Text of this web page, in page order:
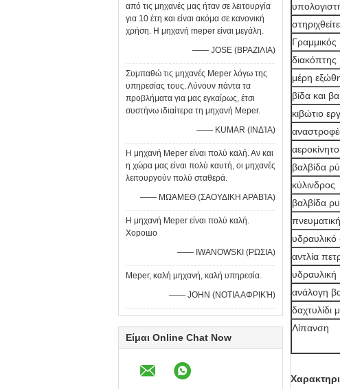
από τις μηχανές μας ήταν σε λειτουργία
για 10 έτη και είναι ακόμα σε κανονική
χρήση. Η μηχανή meper είναι μεγάλη.
—— JOSE (ΒΡΑΖΙΛΙΑ)
Συμπαθώ τις μηχανές Meper λόγω της
υπηρεσίας τους. Λύνουν πάντα τα
προβλήματα για μας εγκαίρως, έτσι
συστήνω ιδιαίτερα τη μηχανή Meper.
—— KUMAR (ΙΝΔΊΑ)
Η μηχανή Meper είναι πολύ καλή. Αν και
η χώρα μας είναι πολύ καυτή, οι μηχανές
λειτουργούν πολύ σταθερά.
—— ΜΩΆΜΕΘ (ΣΑΟΥΔΙΚΗ ΑΡΑΒΊΑ)
Η μηχανή Meper είναι πολύ καλή.
Хорошо
—— IWANOWSKI (ΡΩΣΙΑ)
Meper, καλή μηχανή, καλή υπηρεσία.
—— JOHN (ΝΟΤΙΑ ΑΦΡΙΚΉ)
Είμαι Online Chat Now
στηριχθείτε
Γραμμικός
μέρη
βίδα και
κιβώτιο
βαλβίδα
κύλινδρος
βαλβίδα
αντλία
υδραυλική
ανάλογη
δαχτυλίδι
Λίπανση